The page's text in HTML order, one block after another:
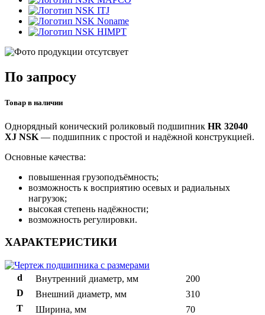
ITJ
Noname
HIMPT
По запросу
Товар в наличии
Однорядный конический роликовый подшипник HR 32040
XJ NSK — подшипник с простой и надёжной конструкцией.
Основные качества:
повышенная грузоподъёмность;
возможность к восприятию осевых и радиальных
нагрузок;
высокая степень надёжности;
возможность регулировки.
ХАРАКТЕРИСТИКИ
d Внутренний диаметр, мм
200
D
Внешний диаметр, мм
310
T
Ширина, мм
70